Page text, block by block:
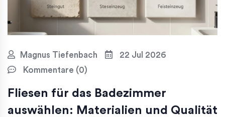
Magnus Tiefenbach
22 Jul 2026
Kommentare (0)
Fliesen für das Badezimmer
auswählen: Materialien und Qualität